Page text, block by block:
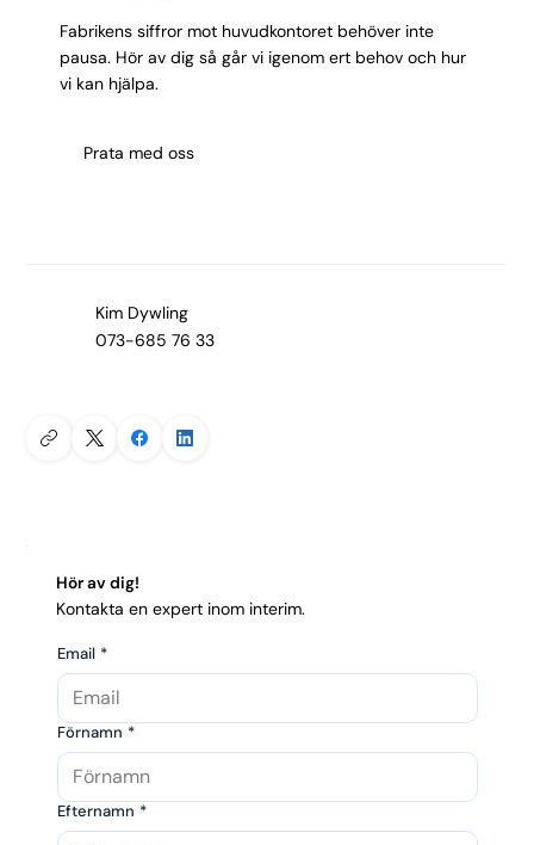
Fabrikens siffror mot huvudkontoret behöver inte
pausa. Hör av dig så går vi igenom ert behov och hur
vi kan hjälpa.
Prata med oss
Kim Dywling
073-685 76 33
Hör av dig!
Kontakta en expert inom interim.
Email *
Förnamn *
Efternamn *